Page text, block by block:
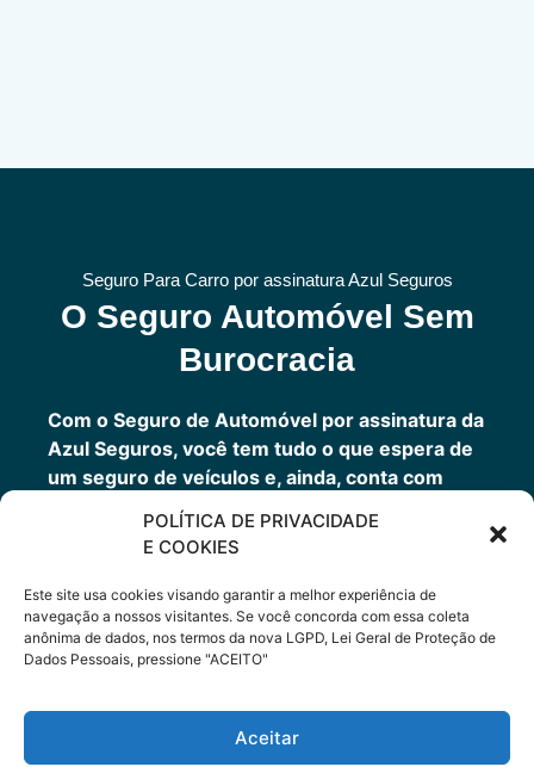
POLÍTICA DE PRIVACIDADE
E COOKIES
Este site usa cookies visando garantir a melhor experiência de
navegação a nossos visitantes. Se você concorda com essa coleta
anônima de dados, nos termos da nova LGPD, Lei Geral de Proteção de
Dados Pessoais, pressione "ACEITO"
Aceitar
Seguro Para Carro por assinatura Azul Seguros
O Seguro Automóvel Sem
Burocracia
Com o Seguro de Automóvel por assinatura da
Azul Seguros, você tem tudo o que espera de
um seguro de veículos e, ainda, conta com
outros benefícios disponíveis 24h.
Você tem um seguro completo com a garantia
Porto Seguro.